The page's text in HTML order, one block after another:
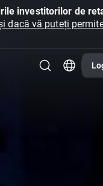
investitorilor de
dacă vă puteți